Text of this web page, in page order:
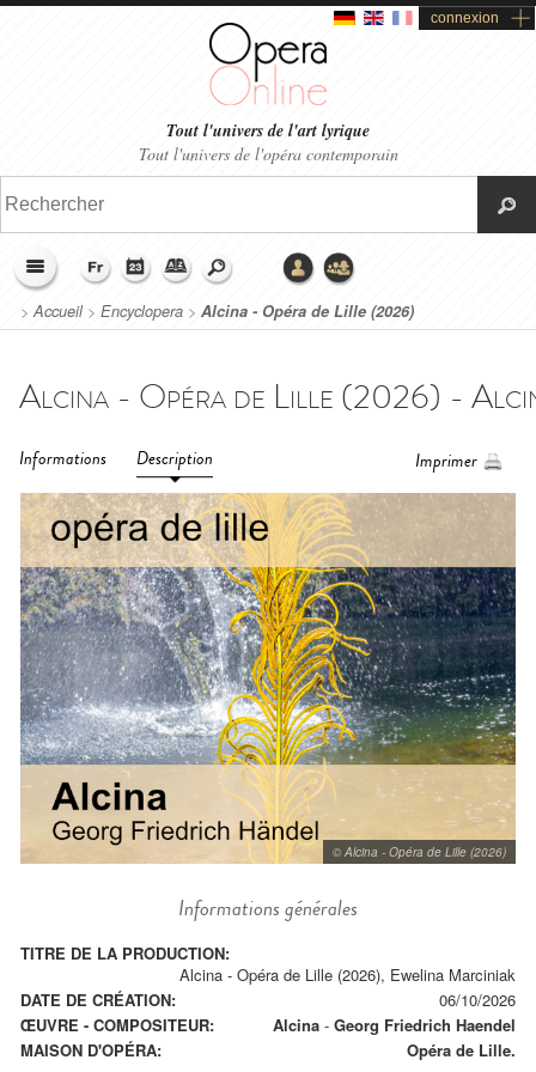
connexion
Tout l'univers de l'art lyrique
Tout l'univers de l'opéra contemporain
>Accueil> Encyclopera > Alcina - Opéra de Lille (2026)
Informations Description Imprimer
© Alcina - Opéra de Lille (2026)
Informations générales
TITRE DE LA PRODUCTION:
Alcina - Opéra de Lille (2026), Ewelina Marciniak
DATE DE CRÉATION:
06/10/2026
ŒUVRE - COMPOSITEUR:
Alcina - Georg Friedrich Haendel
MAISON D'OPÉRA:
Opéra de Lille.